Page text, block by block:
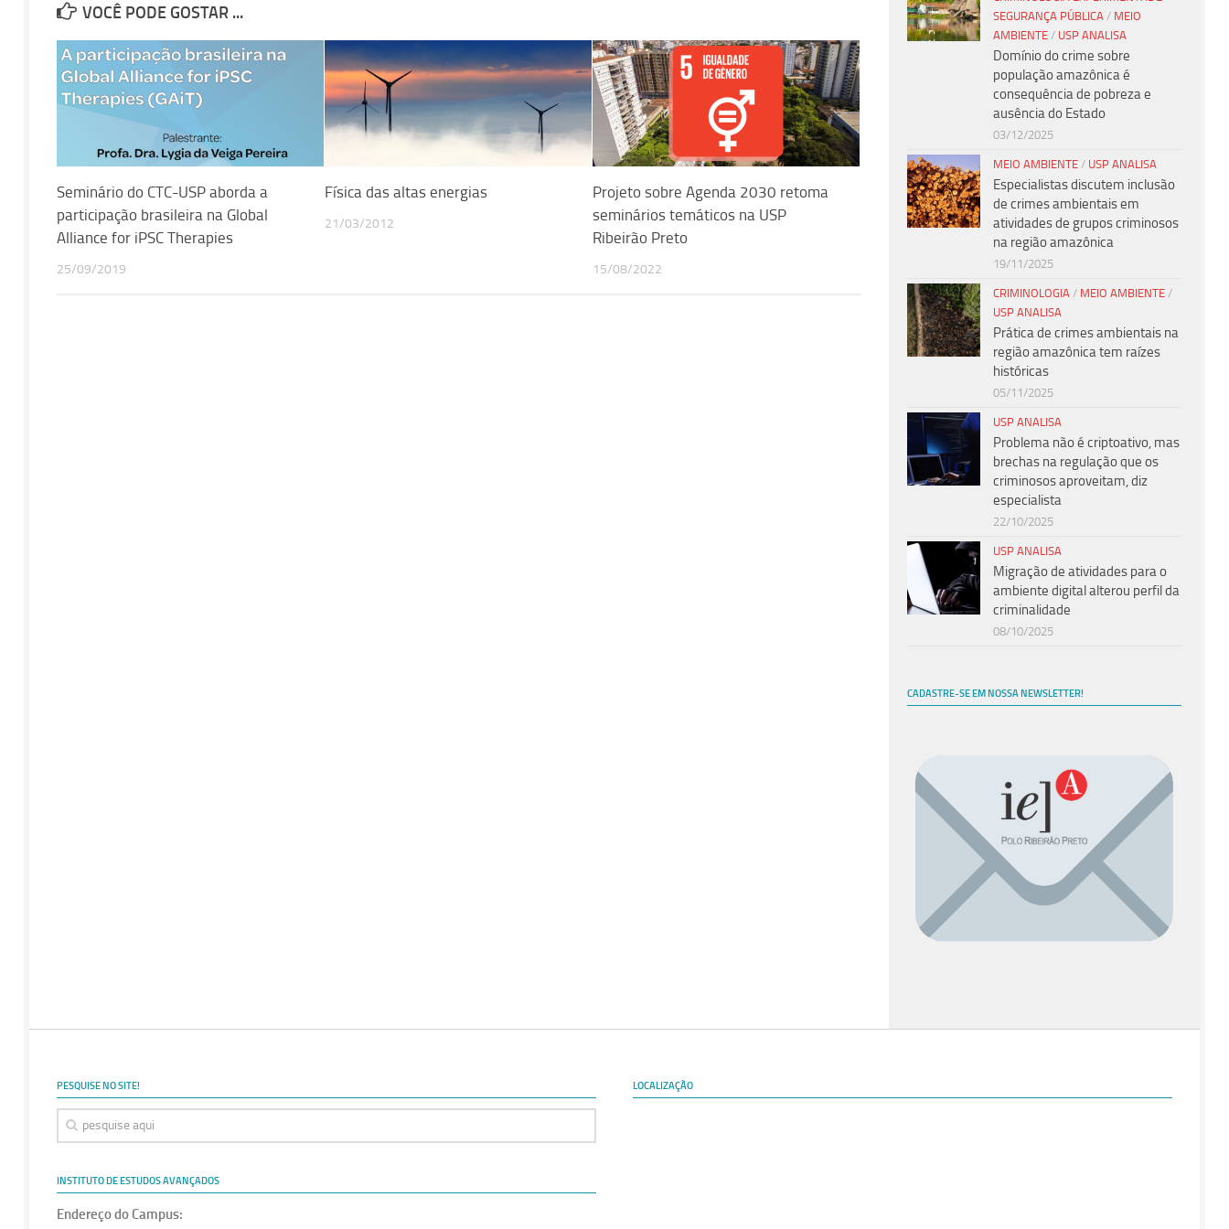
VOCÊ PODE GOSTAR ...
Seminário do CTC-USP aborda a
participação brasileira na Global
Alliance for iPSC Therapies
25/09/2019
Física das altas energias
21/03/2012
Projeto sobre Agenda 2030 retoma
seminários temáticos na USP
Ribeirão Preto
15/08/2022
SEGURANÇA PÚBLICA / MEIO
AMBIENTE / USP ANALISA
Domínio do crime sobre
população amazônica é
consequência de pobreza e
ausência do Estado
03/12/2025
MEIO AMBIENTE / USP ANALISA
Especialistas discutem inclusão
de crimes ambientais em
atividades de grupos criminosos
na região amazônica
19/11/2025
CRIMINOLOGIA / MEIO AMBIENTE /
USP ANALISA
Prática de crimes ambientais na
região amazônica tem raízes
históricas
05/11/2025
USP ANALISA
Problema não é criptoativo, mas
brechas na regulação que os
criminosos aproveitam, diz
especialista
22/10/2025
USP ANALISA
Migração de atividades para o
ambiente digital alterou perfil da
criminalidade
08/10/2025
CADASTRE-SE EM NOSSA NEWSLETTER!
PESQUISE NO SITE!
INSTITUTO DE ESTUDOS AVANÇADOS
Endereço do Campus:
LOCALIZAÇÃO